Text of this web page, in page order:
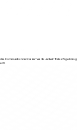
Kommunikation war immer da und ein Tolles Ergebnis